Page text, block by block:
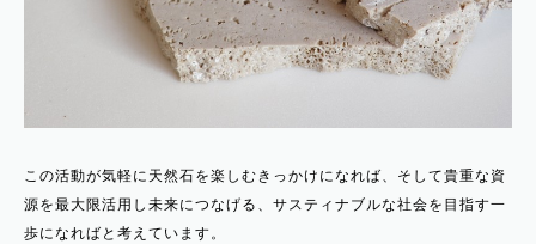
この活動が気軽に天然石を楽しむきっかけになれば、そして貴重な資
源を最大限活用し未来につなげる、サスティナブルな社会を目指す一
歩になればと考えています。